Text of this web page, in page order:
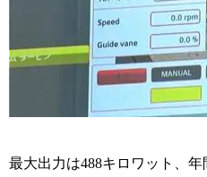
最大出力は488キロワット、年